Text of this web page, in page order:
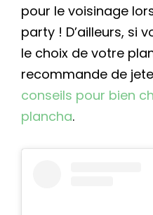
pour le voisinage
party ! D’ailleurs, si
le choix de votre
recommande de
conseils pour bien
plancha.